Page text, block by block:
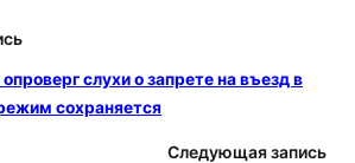
в
и
слухи о запрете на въезд в
сохраняется
Следующая запись